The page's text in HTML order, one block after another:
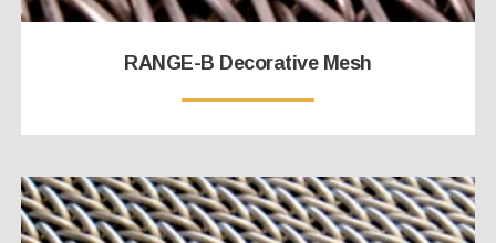
RANGE-B Decorative Mesh